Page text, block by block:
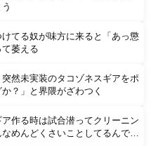
けてる奴が味方に来ると「あっ懲
萎える
突然未実装のタコゾネスギアをポ
？」と界隈がざわつく
作る時は試合潜ってクリーニン
めんどくさいことしてるんです